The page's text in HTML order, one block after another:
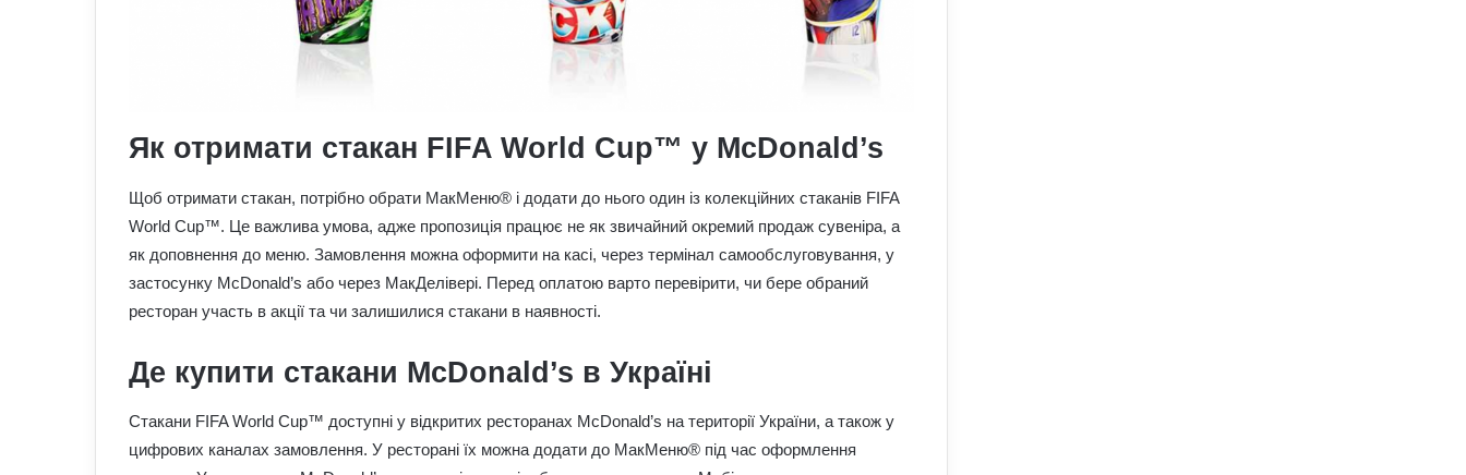
Як отримати стакан FIFA World Cup™ у McDonald’s
Щоб отримати стакан, потрібно обрати МакМеню® і додати до нього один із колекційних стаканів FIFA
World Cup™. Це важлива умова, адже пропозиція працює не як звичайний окремий продаж сувеніра, а
як доповнення до меню. Замовлення можна оформити на касі, через термінал самообслуговування, у
застосунку McDonald’s або через МакДелівері. Перед оплатою варто перевірити, чи бере обраний
ресторан участь в акції та чи залишилися стакани в наявності.
Де купити стакани McDonald’s в Україні
Стакани FIFA World Cup™ доступні у відкритих ресторанах McDonald’s на території України, а також у
цифрових каналах замовлення. У ресторані їх можна додати до МакМеню® під час оформлення